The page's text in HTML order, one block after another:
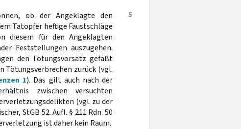
5
ob der Angeklagte den
Tatopfer heftige Faustschläge
diesem für den Angeklagten
Feststellungen auszugehen.
den Tötungsvorsatz gefaßt
zurück (vgl.
1). Das gilt auch nach der
zwischen versuchten
(vgl. zu der
StGB 52. Aufl. § 211 Rdn. 50
ist daher kein Raum.